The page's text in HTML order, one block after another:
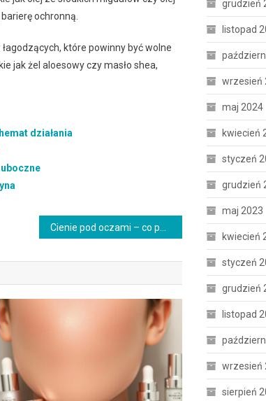
ochronną.
które powinny być wolne
jak żel aloesowy czy masło shea,
działania
grudzień
listopad
wrzesień
maj 2024
kwiecień
styczeń
grudzień
maj 2023
kwiecień
styczeń
grudzień
listopad
wrzesień
sierpień